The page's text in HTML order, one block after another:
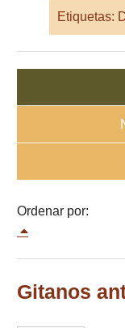
Etiquetas:
Ordenar por:
Gitanos